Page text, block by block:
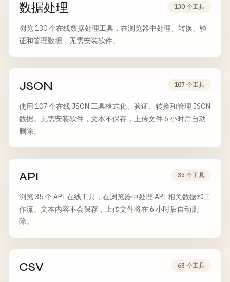
数据处理 130 个工具
浏览 130 个在线数据处理工具，在浏览器中处理、转换、验
证和管理数据，无需安装软件。
JSON 107 个工具
使用 107 个在线 JSON 工具格式化、验证、转换和管理 JSON
数据。无需安装软件，文本不保存，上传文件 6 小时后自动
删除。
API 35 个工具
浏览 35 个 API 在线工具，在浏览器中处理 API 相关数据和工
作流。文本内容不会保存，上传文件将在 6 小时后自动删
除。
CSV 68 个工具